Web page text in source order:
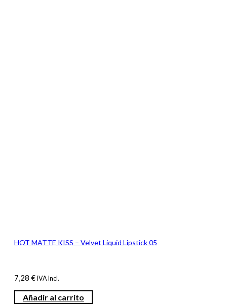
HOT MATTE KISS – Velvet Liquid Lipstick 05
7,28 € IVA Incl.
Añadir al carrito